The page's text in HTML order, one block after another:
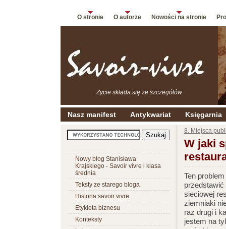
O stronie O autorze Nowości na stronie
Życie składa się ze szczegółów
8. Miejsca
Nasz manifest Antykwariat Księgarnia
Nowy blog Stanisława
Krajskiego - Savoir vivre i klasa
średnia
Teksty ze starego bloga
Historia savoir vivre
Etykieta biznesu
Konteksty
W jaki
Ten
przedstawić
sieciowej
ziemniaki
raz drugi i
jestem na